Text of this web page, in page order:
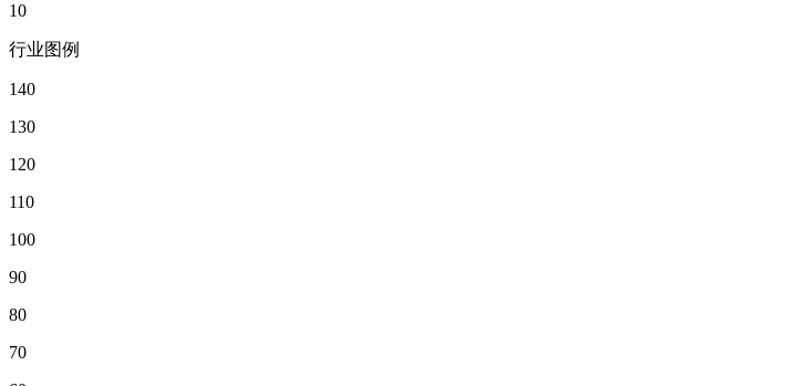
10
行业图例
140
130
120
110
100
90
80
70